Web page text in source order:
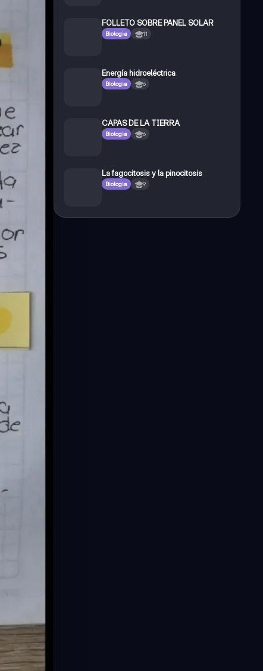
FOLLETO SOBRE PANEL SOLAR
Biologia 11
Energía hidroeléctrica
Biologia 6
CAPAS DE LA TIERRA
Biologia 6
La fagocitosis y la pinocitosis
Biologia 9